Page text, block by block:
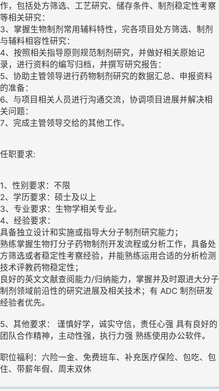
作，包括处方筛选、工艺研究、储存条件、制剂稳定性考察
等相关研究：
3、掌握生物制剂常用辅料特性，完各项目处方筛选、制剂
与辅料相容性研究：
4、按照相关指导原则规范制剂研究，并做好相关原始记
录，进行资料的编写归档，并撰写研究报告：
5、协助主管领导进行药物制剂研究的数据汇总、申报资料
的准备：
6、与项目相关人员进行沟通交流，协调项目进展并解决相
关问题：
7、完成主管领导交给的其他工作。
任职要求:
1、性别要求：不限
2、学历要求：硕士及以上
3、专业要求：生物学相关专业。
4、经验要求：
具备独立设计和实施或指导大分子制剂研究能力；
熟练掌握生物打分子药物制剂开发流程或分析工作，具备处
方筛选或者稳定性考察经验，并能熟练运用合适的分析检测
技术评教药物稳定性；
良好的英文文献查阅能力/归纳能力，掌握并及时跟进大分子
制剂领域前沿性的研究进展及相关技术；有 ADC 制剂研发
经验者优先。
5、其他要求： 谨慎好学，诚实守信，责任心强 具有良好的
团队合作精神，主动性强，执行力强 熟练使用办公软件。
职位福利：六险一金、免费班车、补充医疗保险、包吃、包
住、带薪年假、周末双休